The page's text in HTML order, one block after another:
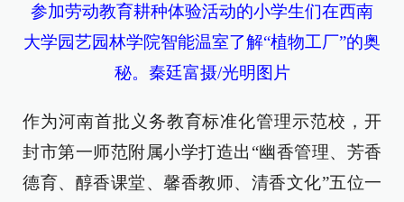
参加劳动教育耕种体验活动的小学生们在西南
大学园艺园林学院智能温室了解“植物工厂”的奥
秘。秦廷富摄/光明图片
作为河南首批义务教育标准化管理示范校，开
封市第一师范附属小学打造出“幽香管理、芳香
德育、醇香课堂、馨香教师、清香文化”五位一